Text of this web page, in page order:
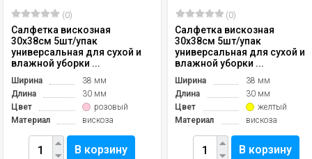
(0)
Салфетка вискозная
30х38см 5шт/упак
универсальная для сухой и
влажной уборки ...
Ширина
38 мм
Длина
30 мм
Цвет
розовый
Материал
вискоза
В корзину
(0)
Салфетка вискозная
30х38см 5шт/упак
универсальная для сухой и
влажной уборки ...
Ширина
38 мм
Длина
30 мм
Цвет
желтый
Материал
вискоза
В корзину